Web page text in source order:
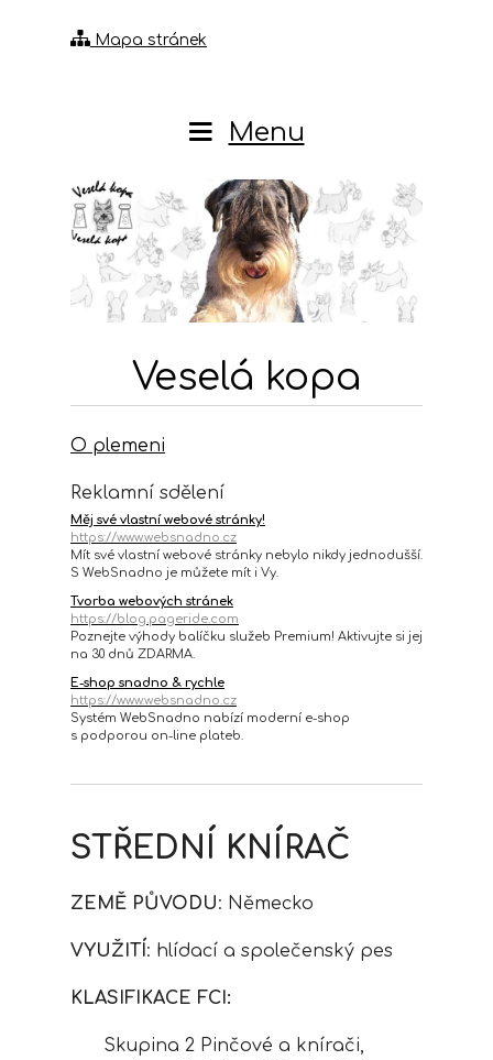
Mapa stránek
Menu
Veselá kopa
O plemeni
Reklamní sdělení
Měj své vlastní webové stránky!
https://www.websnadno.cz
Mít své vlastní webové stránky nebylo nikdy jednodušší.
S WebSnadno je můžete mít i Vy.
Tvorba webových stránek
https://blog.pageride.com
Poznejte výhody balíčku služeb Premium! Aktivujte si jej
na 30 dnů ZDARMA.
E-shop snadno & rychle
https://www.websnadno.cz
Systém WebSnadno nabízí moderní e-shop
s podporou on-line plateb.
STŘEDNÍ KNÍRAČ
ZEMĚ PŮVODU: Německo
VYUŽITÍ: hlídací a společenský pes
KLASIFIKACE FCI:
Skupina 2 Pinčové a knírači,